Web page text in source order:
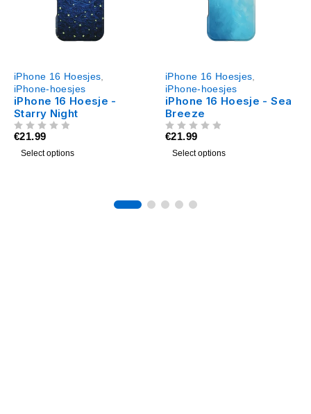
iPhone 16 Hoesjes
iPhone-hoesjes
iPhone 16 Hoesje -
Starry Night
€21.99
Select options
iPhone 16 Hoesjes
iPhone-hoesjes
iPhone 16 Hoesje - Sea
Breeze
€21.99
Select options